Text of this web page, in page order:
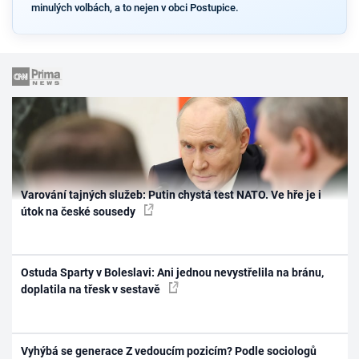
minulých volbách, a to nejen v obci Postupice.
Varování tajných služeb: Putin chystá test NATO. Ve hře je i
útok na české sousedy
Ostuda Sparty v Boleslavi: Ani jednou nevystřelila na bránu,
doplatila na třesk v sestavě
Vyhýbá se generace Z vedoucím pozicím? Podle sociologů